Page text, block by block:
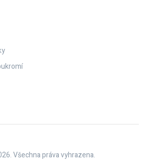
Všechna práva vyhrazena.